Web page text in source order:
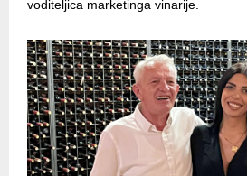
voditeljica marketinga vinarije.